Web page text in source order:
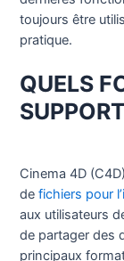
toujours être
pratique.
QUELS
Cinema 4D
de fichiers pour
aux utilisateurs
de partager des
principaux